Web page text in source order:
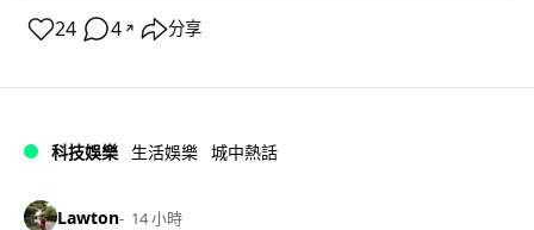
24 4 ↗ 分享
科技娛樂 生活娛樂 城中熱話
Lawton 14 小時